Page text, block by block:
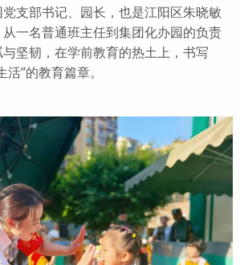
部书记、园长，也是江阳区朱晓敏
一名普通班主任到集团化办园的负责
坚韧，在学前教育的热土上，书写
”的教育篇章。